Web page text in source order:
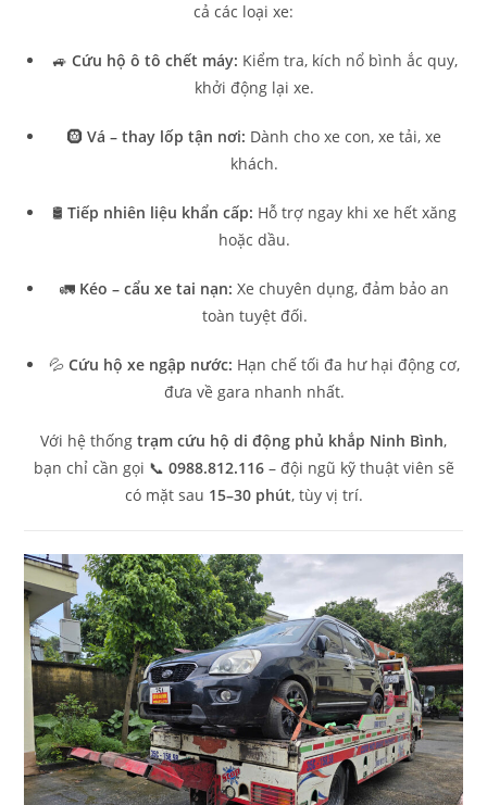
cả các loại xe:
🚙 Cứu hộ ô tô chết máy: Kiểm tra, kích nổ bình ắc quy,
khởi động lại xe.
🛞 Vá – thay lốp tận nơi: Dành cho xe con, xe tải, xe
khách.
🛢️ Tiếp nhiên liệu khẩn cấp: Hỗ trợ ngay khi xe hết xăng
hoặc dầu.
🚛 Kéo – cẩu xe tai nạn: Xe chuyên dụng, đảm bảo an
toàn tuyệt đối.
💦 Cứu hộ xe ngập nước: Hạn chế tối đa hư hại động cơ,
đưa về gara nhanh nhất.
Với hệ thống trạm cứu hộ di động phủ khắp Ninh Bình,
bạn chỉ cần gọi 📞 0988.812.116– đội ngũ kỹ thuật viên sẽ
có mặt sau 15–30 phút, tùy vị trí.